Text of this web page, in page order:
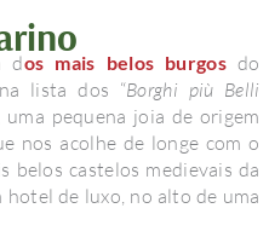
dos mais belos burgosdo
lista dos “Borghi più Belli
uma pequena joia de origem
nos acolhe de longe com o
belos castelos medievais da
de luxo, no alto de uma